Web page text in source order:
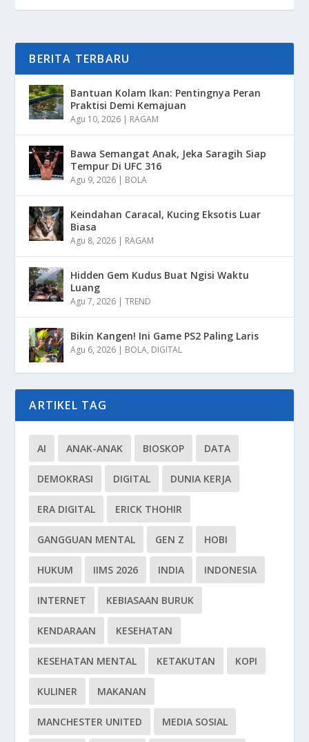
BERITA TERBARU
Bantuan Kolam Ikan: Pentingnya Peran
Praktisi Demi Kemajuan
Agu 10, 2026 | RAGAM
Bawa Semangat Anak, Jeka Saragih Siap
Tempur Di UFC 316
Agu 9, 2026 | BOLA
Keindahan Caracal, Kucing Eksotis Luar
Biasa
Agu 8, 2026 | RAGAM
Hidden Gem Kudus Buat Ngisi Waktu
Luang
Agu 7, 2026 |TREND
Bikin Kangen! Ini Game PS2 Paling Laris
Agu 6, 2026 | BOLA, DIGITAL
ARTIKEL TAG
AI ANAK-ANAK BIOSKOP DATA
DEMOKRASI DIGITAL DUNIA KERJA
ERA DIGITAL ERICK THOHIR
GANGGUAN MENTAL GEN Z HOBI
HUKUM IIMS 2026 INDIA INDONESIA
INTERNET KEBIASAAN BURUK
KENDARAAN KESEHATAN
KESEHATAN MENTAL KETAKUTAN KOPI
KULINER MAKANAN
MANCHESTER UNITED MEDIA SOSIAL